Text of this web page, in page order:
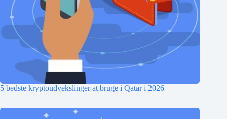
5 bedste kryptoudvekslinger at bruge i Qatar i 2026